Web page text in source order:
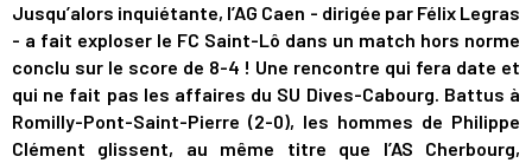
Jusqu’alors inquiétante, l’AG Caen - dirigée par Félix Legras
- a fait exploser le FC Saint-Lô dans un match hors norme
conclu sur le score de 8-4 ! Une rencontre qui fera date et
qui ne fait pas les affaires du SU Dives-Cabourg. Battus à
Romilly-Pont-Saint-Pierre (2-0), les hommes de Philippe
Clément glissent, au même titre que l’AS Cherbourg,